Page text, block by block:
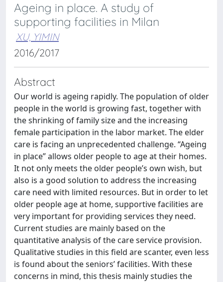
Ageing in place. A study of
supporting facilities in Milan
XU, YIMIN
2016/2017
Abstract
Our world is ageing rapidly. The population of older
people in the world is growing fast, together with
the shrinking of family size and the increasing
female participation in the labor market. The elder
care is facing an unprecedented challenge. “Ageing
in place” allows older people to age at their homes.
It not only meets the older people’s own wish, but
also is a good solution to address the increasing
care need with limited resources. But in order to let
older people age at home, supportive facilities are
very important for providing services they need.
Current studies are mainly based on the
quantitative analysis of the care service provision.
Qualitative studies in this field are scanter, even less
is found about the seniors’ facilities. With these
concerns in mind, this thesis mainly studies the